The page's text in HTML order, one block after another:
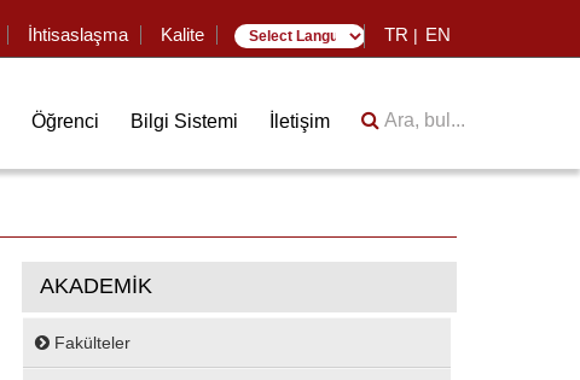
İhtisaslaşma Kalite TR | EN
Öğrenci Bilgi Sistemi İletişim Ara, bul...
AKADEMİK
Fakülteler